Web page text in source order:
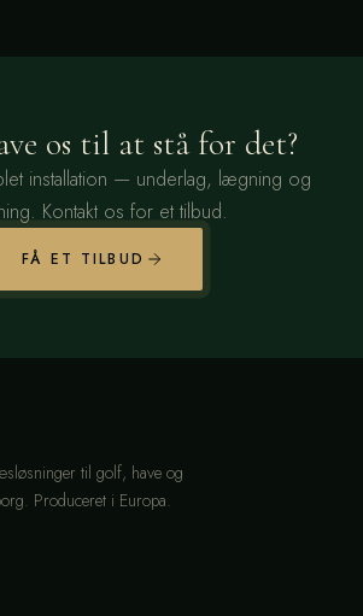
os til at stå for det?
installation — underlag, lægning og
Kontakt os for et tilbud.
FÅ ET TILBUD
til golf, have og
Produceret i Europa.